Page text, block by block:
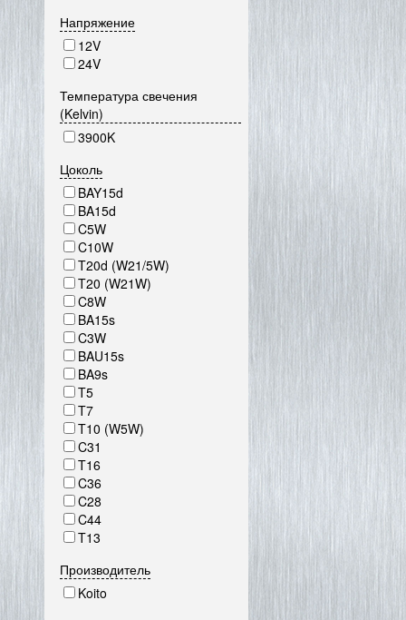
Напряжение
12V
24V
Температура свечения
(Kelvin)
3900K
Цоколь
BAY15d
BA15d
C5W
C10W
T20d (W21/5W)
T20 (W21W)
C8W
BA15s
C3W
BAU15s
BA9s
T5
T7
T10 (W5W)
C31
T16
C36
C28
C44
T13
Производитель
Koito